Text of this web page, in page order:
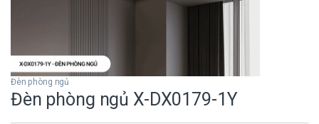
Đèn phòng ngủ
Đèn phòng ngủ X-DX0179-1Y